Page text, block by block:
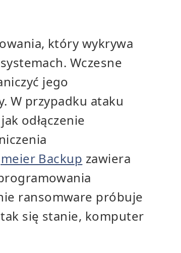
który wykrywa
Wczesne
jego
W przypadku ataku
odłączenie
Backup zawiera
ransomware próbuje
się stanie, komputer